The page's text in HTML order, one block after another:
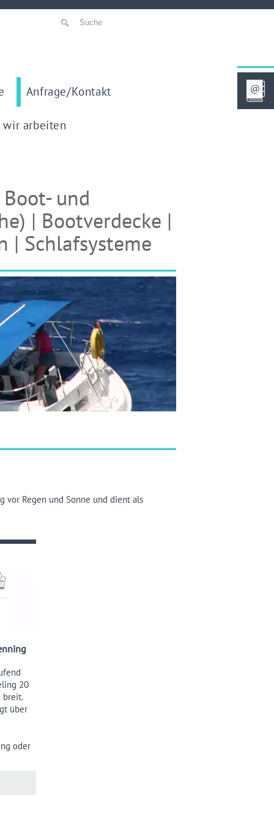
Anfrage/Kontakt
wir arbeiten
und
| Bootverdecke |
| Schlafsysteme
vor Regen und Sonne und dient als
20
breit.
über
oder